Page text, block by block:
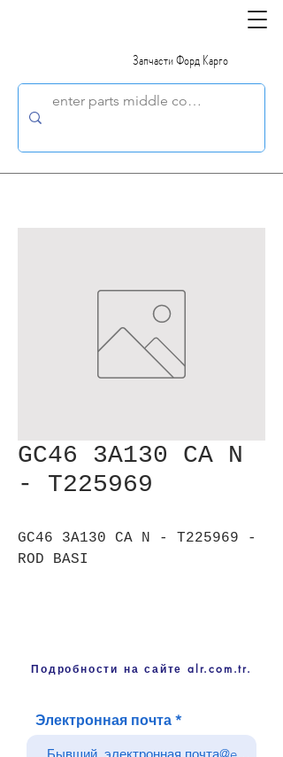
Запчасти Форд Карго
GC46 3A130 CA N
- T225969
GC46 3A130 CA N - T225969 -
ROD BASI
Подробности на сайте alr.com.tr.
Электронная почта